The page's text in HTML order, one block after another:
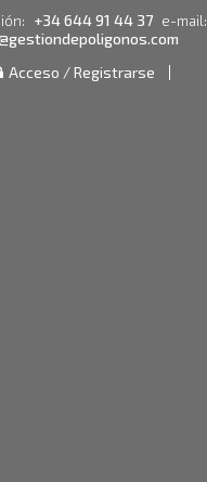
+34 644 91 44 37 e-mail:
Acceso / Registrarse